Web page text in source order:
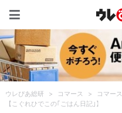
ウレぴあ総研 > コマース > コマース
【こぐれひでこの｢ごはん日記｣】